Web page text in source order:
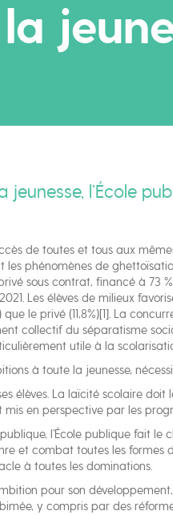
jeunesse, l’École
de toutes et tous aux
les phénomènes de
sous contrat, financé à 73
Les élèves de milieux
que le privé (11,8%)[1]. La
collectif du séparatisme
utile à la
à toute la jeunesse,
élèves. La laïcité scolaire
mis en perspective par les
l’École publique fait
et combat toutes les formes
à toutes les dominations.
pour son
y compris par des